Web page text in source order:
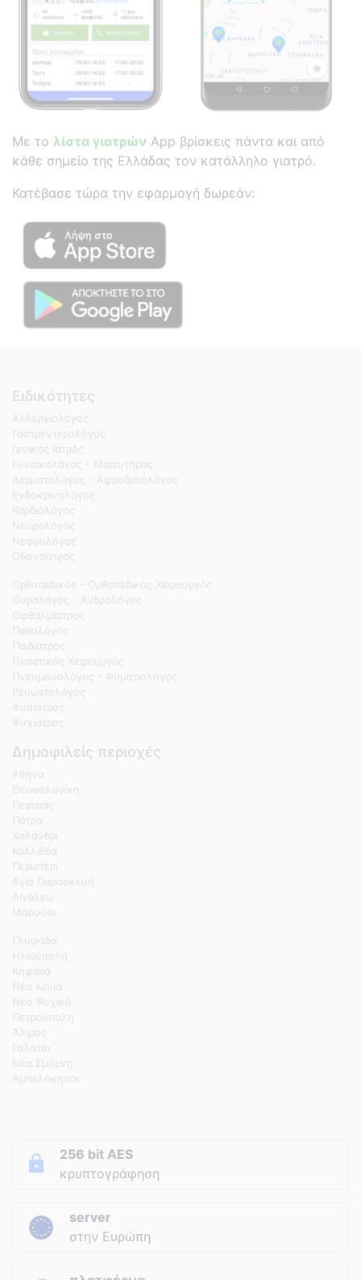
Με το λίστα γιατρών App βρίσκεις πάντα και από
κάθε σημείο της Ελλάδας τον κατάλληλο γιατρό.
Κατέβασε τώρα την εφαρμογή δωρεάν:
Ειδικότητες
Αλλεργιολόγος
Γαστρεντερολόγος
Γενικός Ιατρός
Γυναικολόγος - Μαιευτήρας
Δερματολόγος - Αφροδισιολόγος
Ενδοκρινολόγος
Καρδιολόγος
Νευρολόγος
Νεφρολόγος
Οδοντίατρος
Ορθοπεδικός - Ορθοπεδικός Χειρουργός
Ουρολόγος - Ανδρολόγος
Οφθαλμίατρος
Παθολόγος
Παιδίατρος
Πλαστικός Χειρουργός
Πνευμονολόγος - Φυματιολόγος
Ρευματολόγος
Φυσίατρος
Ψυχίατρος
Δημοφιλείς περιοχές
Αθήνα
Θεσσαλονίκη
Πειραιάς
Πάτρα
Χαλάνδρι
Καλλιθέα
Περιστέρι
Αγία Παρασκευή
Αιγάλεω
Μαρούσι
Γλυφάδα
Ηλιούπολη
Κηφισιά
Νέα Ιωνία
Νέο Ψυχικό
Πετρούπολη
Άλιμος
Γαλάτσι
Νέα Σμύρνη
Αμπελόκηποι
256 bit AES
κρυπτογράφηση
server
στην Ευρώπη